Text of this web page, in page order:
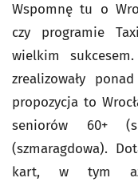
Wspomnę tu o
czy programie
wielkim
zrealizowały
propozycja to
seniorów 60+
(szmaragdowa).
kart, w tym aż